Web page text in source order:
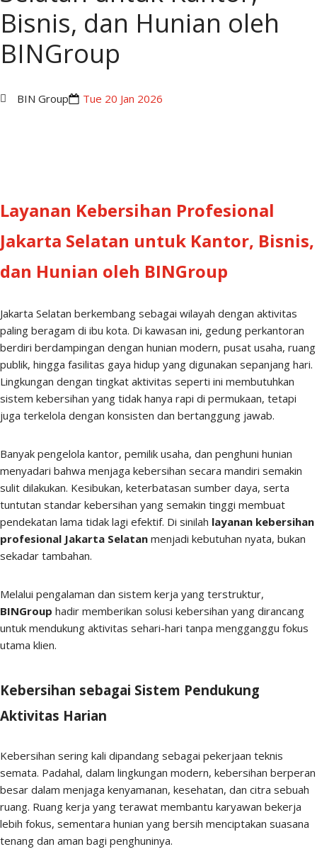
Bisnis, dan Hunian oleh
BINGroup
BIN Group Tue 20 Jan 2026
Layanan Kebersihan Profesional
Jakarta Selatan untuk Kantor, Bisnis,
dan Hunian oleh BINGroup
Jakarta Selatan berkembang sebagai wilayah dengan aktivitas
paling beragam di ibu kota. Di kawasan ini, gedung perkantoran
berdiri berdampingan dengan hunian modern, pusat usaha, ruang
publik, hingga fasilitas gaya hidup yang digunakan sepanjang hari.
Lingkungan dengan tingkat aktivitas seperti ini membutuhkan
sistem kebersihan yang tidak hanya rapi di permukaan, tetapi
juga terkelola dengan konsisten dan bertanggung jawab.
Banyak pengelola kantor, pemilik usaha, dan penghuni hunian
menyadari bahwa menjaga kebersihan secara mandiri semakin
sulit dilakukan. Kesibukan, keterbatasan sumber daya, serta
tuntutan standar kebersihan yang semakin tinggi membuat
pendekatan lama tidak lagi efektif. Di sinilah layanan kebersihan
profesional Jakarta Selatan menjadi kebutuhan nyata, bukan
sekadar tambahan.
Melalui pengalaman dan sistem kerja yang terstruktur,
BINGroup hadir memberikan solusi kebersihan yang dirancang
untuk mendukung aktivitas sehari-hari tanpa mengganggu fokus
utama klien.
Kebersihan sebagai Sistem Pendukung
Aktivitas Harian
Kebersihan sering kali dipandang sebagai pekerjaan teknis
semata. Padahal, dalam lingkungan modern, kebersihan berperan
besar dalam menjaga kenyamanan, kesehatan, dan citra sebuah
ruang. Ruang kerja yang terawat membantu karyawan bekerja
lebih fokus, sementara hunian yang bersih menciptakan suasana
tenang dan aman bagi penghuninya.